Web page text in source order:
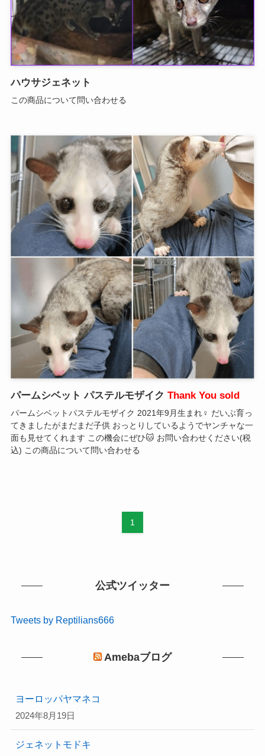
ハウサジェネット
この商品について問い合わせる
パームシベット パステルモザイク Thank You sold
パームシベットパステルモザイク 2021年9月生まれ♀️ だいぶ育っ
てきましたがまだまだ子供 おっとりしているようでヤンチャな一
面も見せてくれます この機会にぜひ🐱 お問い合わせください(税
込) この商品について問い合わせる
1
公式ツイッター
Tweets by Reptilians666
Amebaブログ
ヨーロッパヤマネコ
2024年8月19日
ジェネットモドキ